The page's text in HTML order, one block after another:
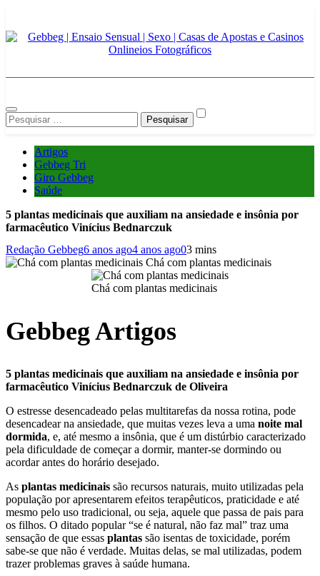
content
Gebbeg | Ensaio Sensual |
Sexo | Casas de Apostas e
Casinos Onlineios
Fotográficos
e Casino Online |Musas Brasileiras | Fotos Sensuais | Ensaios
Fotográficos ! Gebbeg People! Musas Brasileiras Sexy Gebbeg
Pesquisar
por:
Artigos
Gebbeg Tri
Giro Gebbeg
Saúde
5 plantas medicinais que auxiliam na ansiedade e insônia por
farmacêutico Vinícius Bednarczuk
Redação Gebbeg6 anos ago4 anos ago03 mins
Chá com plantas medicinais
Chá com plantas medicinais
Gebbeg Artigos
5 plantas medicinais que auxiliam na ansiedade e insônia por
farmacêutico Vinícius Bednarczuk de Oliveira
O estresse desencadeado pelas multitarefas da nossa rotina, pode
desencadear na ansiedade, que muitas vezes leva a uma noite mal
dormida, e, até mesmo a insônia, que é um distúrbio caracterizado
pela dificuldade de começar a dormir, manter-se dormindo ou
acordar antes do horário desejado.
As plantas medicinais são recursos naturais, muito utilizadas pela
população por apresentarem efeitos terapêuticos, praticidade e até
mesmo pelo uso tradicional, ou seja, aquele que passa de pais para
os filhos. O ditado popular “se é natural, não faz mal” traz uma
sensação de que essas plantas são isentas de toxicidade, porém
sabe-se que não é verdade. Muitas delas, se mal utilizadas, podem
trazer problemas graves à saúde humana.